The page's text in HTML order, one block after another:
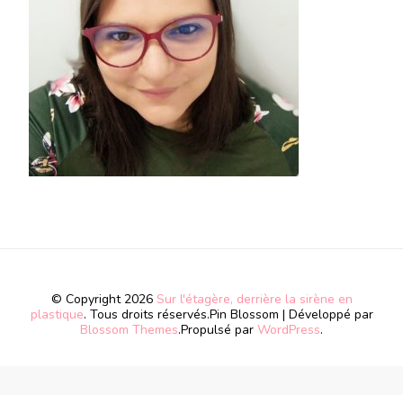
© Copyright 2026 Sur l'étagère, derrière la sirène en
plastique. Tous droits réservés.Pin Blossom | Développé par
Blossom Themes.Propulsé par WordPress.